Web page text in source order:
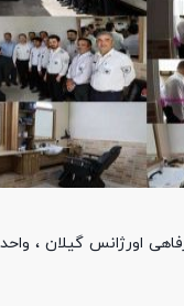
اورژانس گیلان ، واحد